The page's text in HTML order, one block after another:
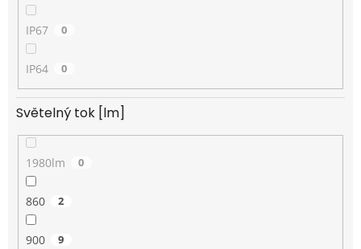
IP67 0
IP64 0
Světelný tok [lm]
1980lm 0
860 2
900 9